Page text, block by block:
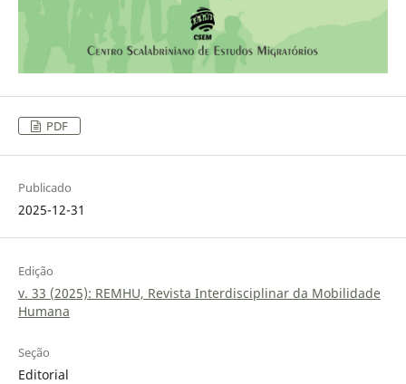
PDF
Publicado
2025-12-31
Edição
v. 33 (2025): REMHU, Revista Interdisciplinar da Mobilidade
Humana
Seção
Editorial